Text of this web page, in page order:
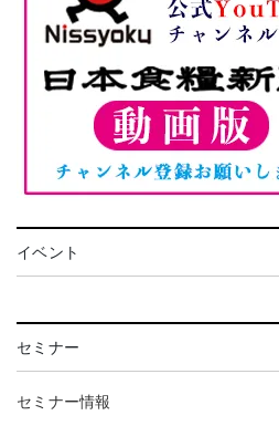
イベント
セミナー
セミナー情報